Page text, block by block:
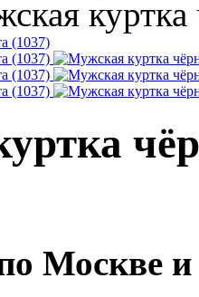
куртка
Москве